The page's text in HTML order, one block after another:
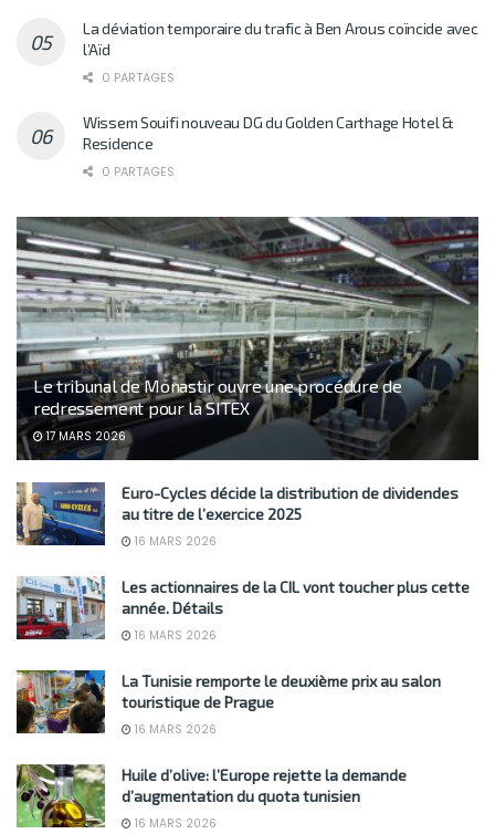
La déviation temporaire du trafic à Ben Arous coïncide avec
l’Aïd
0 PARTAGES
Wissem Souifi nouveau DG du Golden Carthage Hotel &
Residence
0 PARTAGES
Le tribunal de Monastir ouvre une procédure de
redressement pour la SITEX
17 MARS 2026
Euro-Cycles décide la distribution de dividendes
au titre de l’exercice 2025
16 MARS 2026
Les actionnaires de la CIL vont toucher plus cette
année. Détails
16 MARS 2026
La Tunisie remporte le deuxième prix au salon
touristique de Prague
16 MARS 2026
Huile d’olive: l’Europe rejette la demande
d’augmentation du quota tunisien
16 MARS 2026